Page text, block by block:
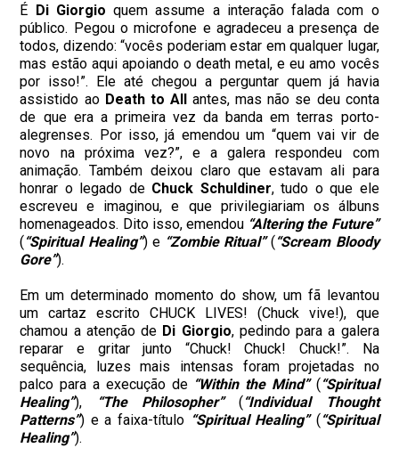
É Di Giorgio quem assume a interação falada com o
público. Pegou o microfone e agradeceu a presença de
todos, dizendo: “vocês poderiam estar em qualquer lugar,
mas estão aqui apoiando o death metal, e eu amo vocês
por isso!”. Ele até chegou a perguntar quem já havia
assistido ao Death to Allantes, mas não se deu conta
de que era a primeira vez da banda em terras porto-
alegrenses. Por isso, já emendou um “quem vai vir de
novo na próxima vez?”, e a galera respondeu com
animação. Também deixou claro que estavam ali para
honrar o legado de Chuck Schuldiner, tudo o que ele
escreveu e imaginou, e que privilegiariam os álbuns
homenageados. Dito isso, emendou “Altering the Future”
(“Spiritual Healing”) e “Zombie Ritual”(“Scream Bloody
Gore”).
Em um determinado momento do show, um fã levantou
um cartaz escrito CHUCK LIVES! (Chuck vive!), que
chamou a atenção de Di Giorgio, pedindo para a galera
reparar e gritar junto “Chuck! Chuck! Chuck!”. Na
sequência, luzes mais intensas foram projetadas no
palco para a execução de “Within the Mind”(“Spiritual
Healing”), “The Philosopher”(“Individual Thought
Patterns”) e a faixa-título “Spiritual Healing”(“Spiritual
Healing”).